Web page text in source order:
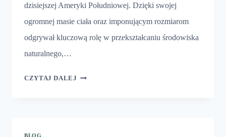
dzisiejszej Ameryki Południowej. Dzięki swojej
ogromnej masie ciała oraz imponującym rozmiarom
odgrywał kluczową rolę w przekształcaniu środowiska
naturalnego,…
CZYTAJ DALEJ AGENTYNOZAUR
BLOG